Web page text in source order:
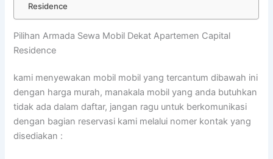
Residence
Pilihan Armada Sewa Mobil Dekat Apartemen Capital
Residence
kami menyewakan mobil mobil yang tercantum dibawah ini
dengan harga murah, manakala mobil yang anda butuhkan
tidak ada dalam daftar, jangan ragu untuk berkomunikasi
dengan bagian reservasi kami melalui nomer kontak yang
disediakan :